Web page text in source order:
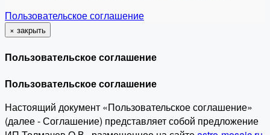
Пользовательское соглашение
× закрыть
Пользовательское соглашение
Пользовательское соглашение
Настоящий документ «Пользовательское соглашение»
(далее - Соглашение) представляет собой предложение